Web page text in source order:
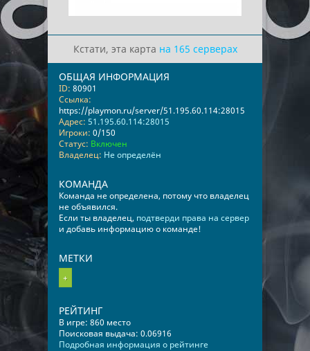
Кстати, эта карта на 165 серверах
ОБЩАЯ ИНФОРМАЦИЯ
ID: 80901
Ссылка:
https://playmon.ru/server/51.195.60.114:28015
Адрес: 51.195.60.114:28015
Игроки: 0/150
Статус: Включен
Владелец: Не определён
КОМАНДА
Команда не определена, потому что владелец
не объявился.
Если ты владелец, подтверди права на сервер
и добавь информацию о команде!
МЕТКИ
+
РЕЙТИНГ
В игре: 860 место
Поисковая выдача: 0.06916
Подробная информация о рейтинге